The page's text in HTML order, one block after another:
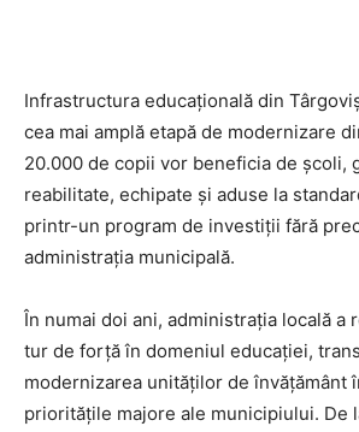
Infrastructura educațională din
cea mai amplă etapă de modernizare
20.000 de copii vor beneficia de școli,
reabilitate, echipate și aduse la
printr-un program de investiții fără
administrația municipală.
În numai doi ani, administrația locală a
tur de forță în domeniul educației,
modernizarea unităților de învățământ
prioritățile majore ale municipiului. De